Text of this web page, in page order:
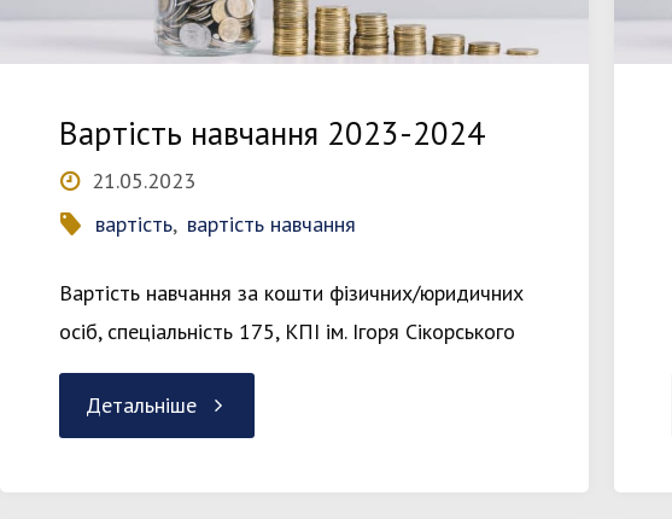
Вартість навчання 2023-2024
21.05.2023
вартість, вартість навчання
Вартість навчання за кошти фізичних/юридичних
осіб, спеціальність 175, КПІ ім. Ігоря Сікорського
Детальніше"Вартість